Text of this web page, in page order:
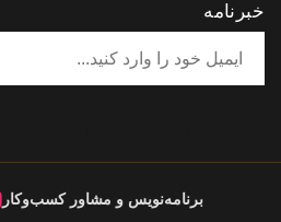
خبرنامه
برنامه‌نویس و مشاور کسب‌وکار